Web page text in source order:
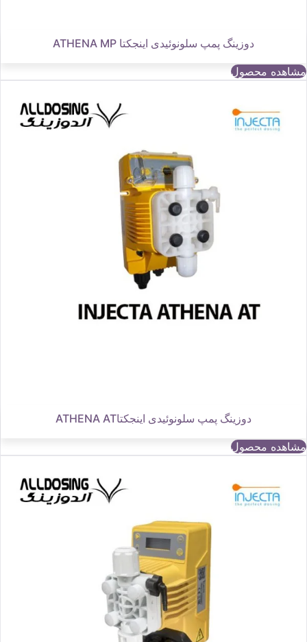
دوزینگ پمپ سلونوئیدی اینجکتا ATHENA MP
مشاهده محصول
دوزینگ پمپ سلونوئیدی اینجکتاATHENA AT
مشاهده محصول